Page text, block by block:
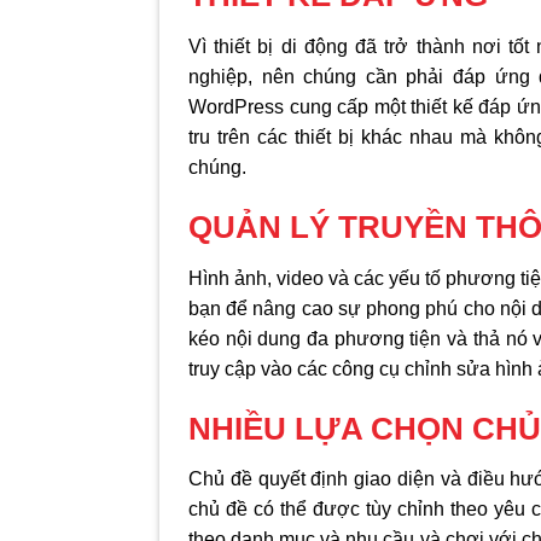
Vì thiết bị di động đã trở thành nơi tốt
nghiệp, nên chúng cần phải đáp
WordPress cung cấp một thiết kế đáp
tru trên các thiết bị khác nhau mà
chúng.
QUẢN LÝ TRUYỀN
Hình ảnh, video và các yếu tố phương
bạn để nâng cao sự phong phú cho nội
kéo nội dung đa phương tiện và thả nó
truy cập vào các công cụ chỉnh sửa hình
NHIỀU LỰA CHỌN
Chủ đề quyết định giao diện và điều
chủ đề có thể được tùy chỉnh theo yêu